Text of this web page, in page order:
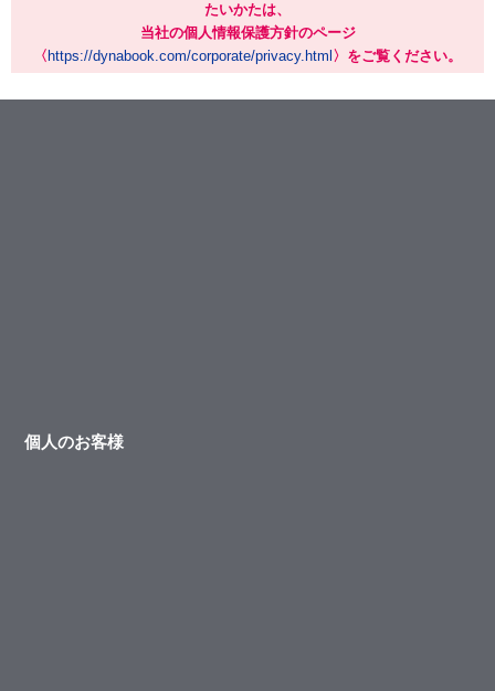
たいかたは、
当社の個人情報保護方針のページ
〈 https://dynabook.com/corporate/privacy.html 〉をご覧ください。
個人のお客様